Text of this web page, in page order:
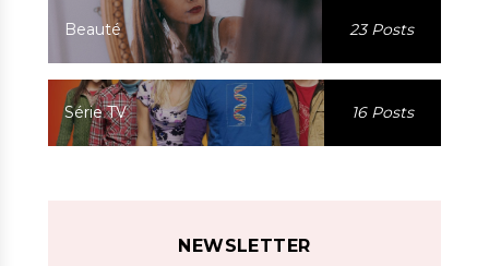
Beauté 23 Posts
Série TV 16 Posts
NEWSLETTER